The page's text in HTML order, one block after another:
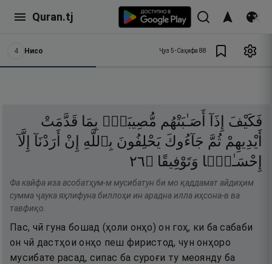
Quran.tj
4 Нисо Ҷуз 5•Саҳифа 88
فَكَيْفَ إِذَآ أَصَـٰبَتْهُم مُّصِيبَةٌۢ بِمَا قَدَّمَتْ
أَيْدِيهِمْ ثُمَّ جَآءُوكَ يَحْلِفُونَ بِٱللَّهِ إِنْ أَرَدْنَآ
إِلَّآ
إِحْسَـٰنًۭا وَتَوْفِيقًا ۝٦٢
Фа кайфа иза асобатҳум-м мусибатун би мо қаддамат айдиҳим
сумма ҷаука яҳлифуна биллоҳи ин арадна илла иҳсона-в ва
тавфиқо.
Пас, чӣ гуна бошад (ҳоли онҳо) он гоҳ, ки ба сабаби
он чӣ дастҳои онҳо пеш фиристод, чун онҳоро
мусибате расад, сипас ба суроғи ту меоянду ба